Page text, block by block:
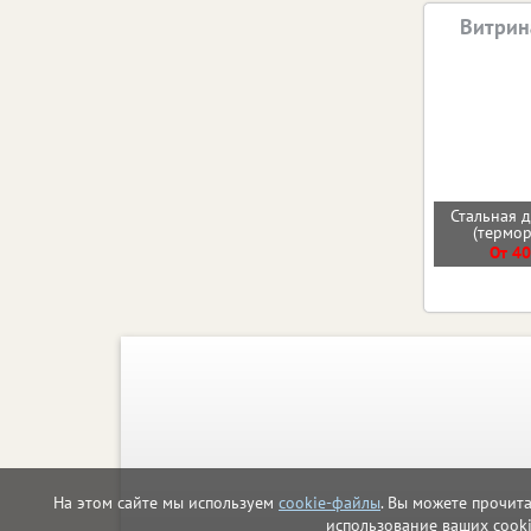
На этом сайте мы используем cookie-файлы. Вы можете
использование ваших
Стальная
От